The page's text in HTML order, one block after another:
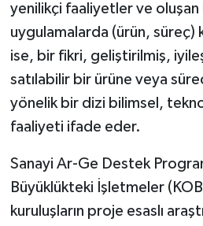
yenilikçi faaliyetler ve
uygulamalarda (ürün, süreç)
ise, bir fikri, geliştirilmiş,
satılabilir bir ürüne veya
yönelik bir dizi bilimsel,
faaliyeti ifade eder.
Sanayi Ar-Ge Destek
Büyüklükteki İşletmeler
kuruluşların proje esaslı